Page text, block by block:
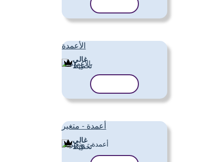
الأعمدة
غالي
تَخطِيط
أعمدة - متغير
غالي
تَخطِيط